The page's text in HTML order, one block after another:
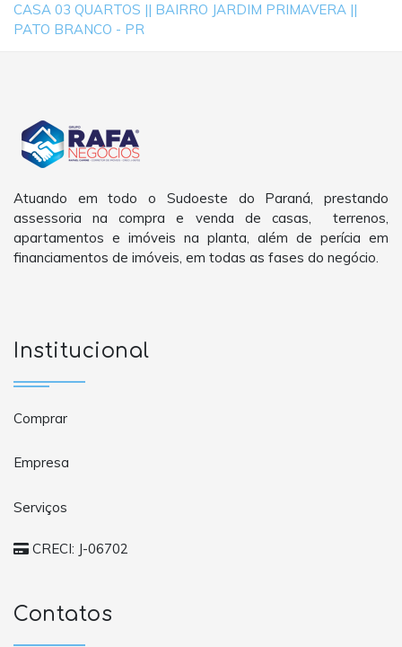
CASA 03 QUARTOS || BAIRRO JARDIM PRIMAVERA ||
PATO BRANCO - PR
Atuando em todo o Sudoeste do Paraná, prestando
assessoria na compra e venda de casas, terrenos,
apartamentos e imóveis na planta, além de perícia em
financiamentos de imóveis, em todas as fases do negócio.
Institucional
Comprar
Empresa
Serviços
CRECI: J-06702
Contatos